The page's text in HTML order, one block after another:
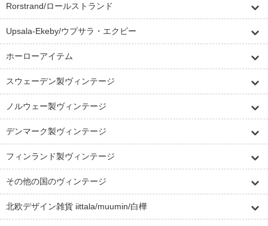
Rorstrand/ロールストランド
Upsala-Ekeby/ウプサラ・エクビー
ホーローアイテム
スウェーデン製ヴィンテージ
ノルウェー製ヴィンテージ
デンマーク製ヴィンテージ
フィンランド製ヴィンテージ
その他の国のヴィンテージ
北欧デザイン雑貨 iittala/muumin/白樺